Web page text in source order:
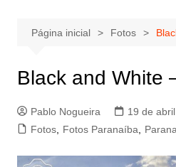
Página inicial Fotos
Black and White
Pablo Nogueira 19 de
Fotos, Fotos Paranaíba